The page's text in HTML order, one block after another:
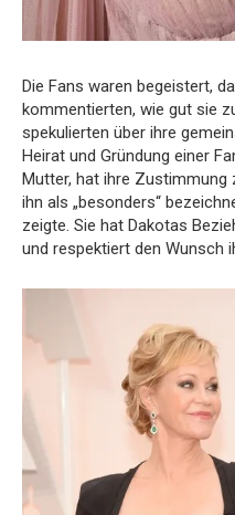
Die Fans waren begeistert,
kommentierten, wie gut sie
spekulierten über ihre
Heirat und Gründung einer
Mutter, hat ihre Zustimmung
ihn als „besonders“
zeigte. Sie hat Dakotas
und respektiert den Wunsch